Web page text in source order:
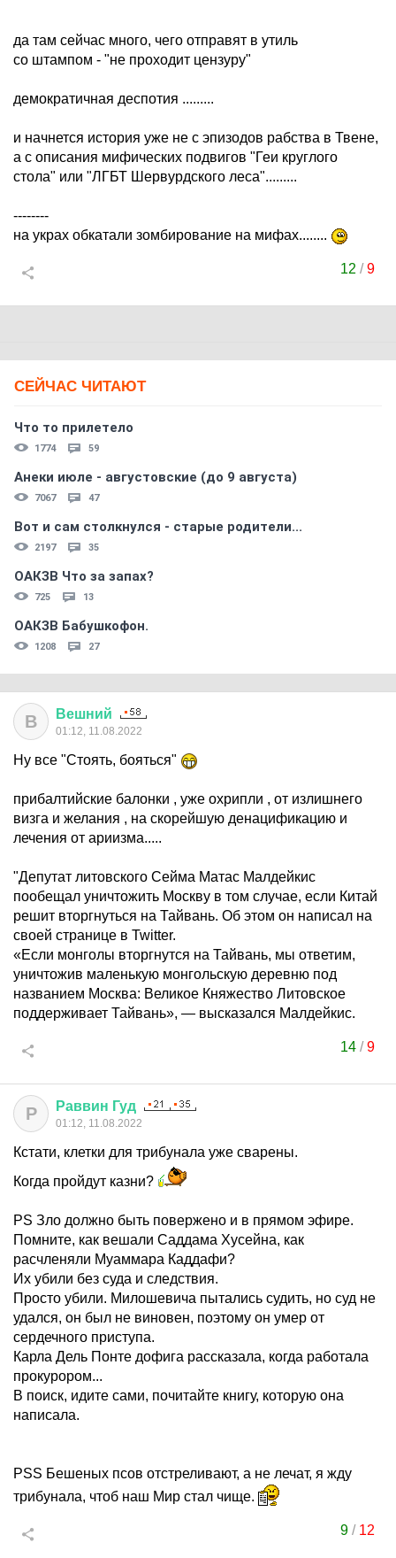
да там сейчас много, чего отправят в утиль
со штампом - "не проходит цензуру"
демократичная деспотия .........
и начнется история уже не с эпизодов рабства в Твене,
а с описания мифических подвигов "Геи круглого
стола" или "ЛГБТ Шервурдского леса".........
--------
на украх обкатали зомбирование на мифах........
12 /9
СЕЙЧАС ЧИТАЮТ
Что то прилетело
1774 59
Анеки июле - августовские (до 9 августа)
7067 47
Вот и сам столкнулся - старые родители...
2197 35
ОАКЗВ Что за запах?
725 13
ОАКЗВ Бабушкофон.
1208 27
В Вешний
01:12, 11.08.2022
Ну все "Стоять, бояться"
прибалтийские балонки , уже охрипли , от излишнего
визга и желания , на скорейшую денацификацию и
лечения от ариизма.....
"Депутат литовского Сейма Матас Малдейкис
пообещал уничтожить Москву в том случае, если Китай
решит вторгнуться на Тайвань. Об этом он написал на
своей странице в Twitter.
«Если монголы вторгнутся на Тайвань, мы ответим,
уничтожив маленькую монгольскую деревню под
названием Москва: Великое Княжество Литовское
поддерживает Тайвань», — высказался Малдейкис.
14 /9
Р Раввин Гуд
01:12, 11.08.2022
Кстати, клетки для трибунала уже сварены.
Когда пройдут казни?
PS Зло должно быть повержено и в прямом эфире.
Помните, как вешали Саддама Хусейна, как
расчленяли Муаммара Каддафи?
Их убили без суда и следствия.
Просто убили. Милошевича пытались судить, но суд не
удался, он был не виновен, поэтому он умер от
сердечного приступа.
Карла Дель Понте дофига рассказала, когда работала
прокурором...
В поиск, идите сами, почитайте книгу, которую она
написала.
PSS Бешеных псов отстреливают, а не лечат, я жду
трибунала, чтоб наш Мир стал чище.
9 / 12